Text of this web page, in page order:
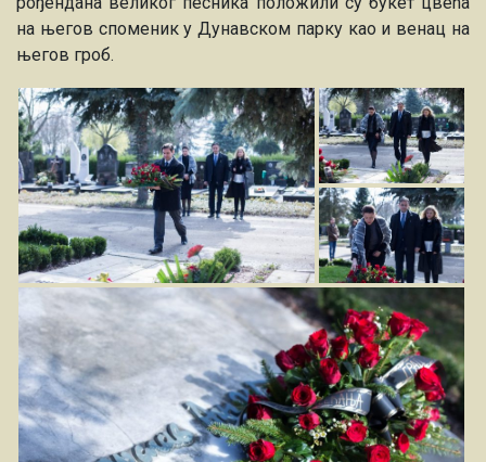
на његов споменик у Дунавском парку као и венац на
његов гроб.